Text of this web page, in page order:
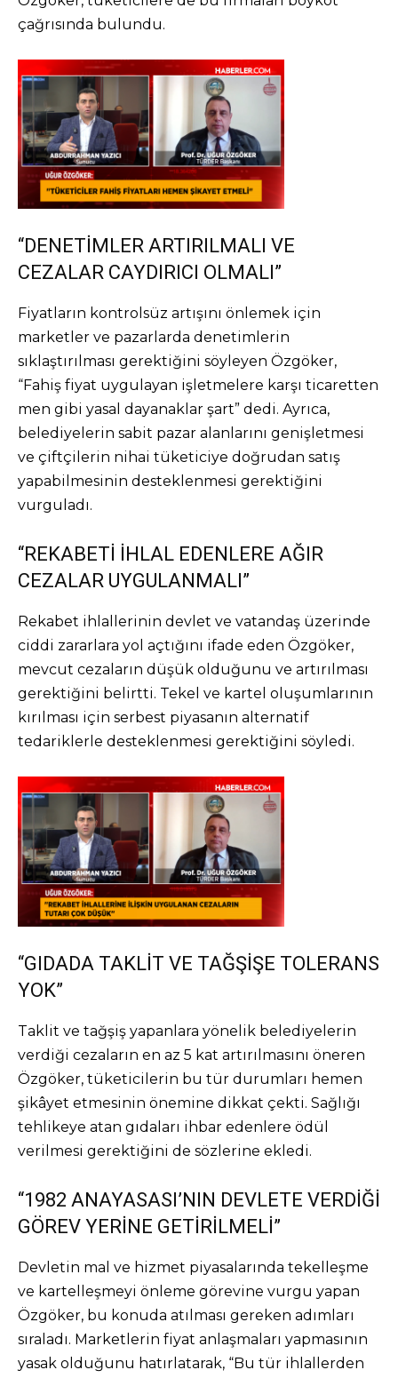
çağrısında bulundu.
“DENETİMLER ARTIRILMALI VE
CEZALAR CAYDIRICI OLMALI”
Fiyatların kontrolsüz artışını önlemek için
marketler ve pazarlarda denetimlerin
sıklaştırılması gerektiğini söyleyen Özgöker,
“Fahiş fiyat uygulayan işletmelere karşı ticaretten
men gibi yasal dayanaklar şart” dedi. Ayrıca,
belediyelerin sabit pazar alanlarını genişletmesi
ve çiftçilerin nihai tüketiciye doğrudan satış
yapabilmesinin desteklenmesi gerektiğini
vurguladı.
“REKABETİ İHLAL EDENLERE AĞIR
CEZALAR UYGULANMALI”
Rekabet ihlallerinin devlet ve vatandaş üzerinde
ciddi zararlara yol açtığını ifade eden Özgöker,
mevcut cezaların düşük olduğunu ve artırılması
gerektiğini belirtti. Tekel ve kartel oluşumlarının
kırılması için serbest piyasanın alternatif
tedariklerle desteklenmesi gerektiğini söyledi.
“GIDADA TAKLİT VE TAĞŞİŞE TOLERANS
YOK”
Taklit ve tağşiş yapanlara yönelik belediyelerin
verdiği cezaların en az 5 kat artırılmasını öneren
Özgöker, tüketicilerin bu tür durumları hemen
şikâyet etmesinin önemine dikkat çekti. Sağlığı
tehlikeye atan gıdaları ihbar edenlere ödül
verilmesi gerektiğini de sözlerine ekledi.
“1982 ANAYASASI’NIN DEVLETE VERDİĞİ
GÖREV YERİNE GETİRİLMELİ”
Devletin mal ve hizmet piyasalarında tekelleşme
ve kartelleşmeyi önleme görevine vurgu yapan
Özgöker, bu konuda atılması gereken adımları
sıraladı. Marketlerin fiyat anlaşmaları yapmasının
yasak olduğunu hatırlatarak, “Bu tür ihlallerden